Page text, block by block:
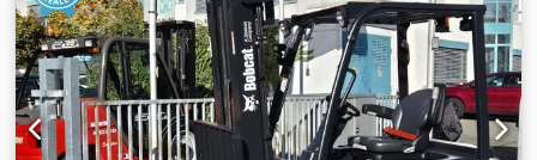
zeer goed = Verdere opties en toebehoren = - 3e
hydraulische circuit - Blower = Opmerkingen = Aandrijflijn
Stage/Norm: Stage IV / Tier IV final Staat CE-type: CE
Dkedpfx Afjy D D Rzj Esr Gesloten cabine met verwarming,
SJC joystickbediening, nieuwe rubberen rupsen, deluxe
display